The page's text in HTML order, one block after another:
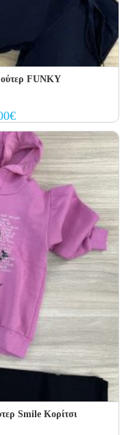
FUNKY
€Current
price
is:
12.00€.
Smile Κορίτσι